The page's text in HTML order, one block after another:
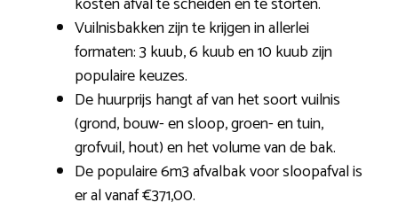
Vuilnisbakken zijn te krijgen in allerlei
formaten: 3 kuub, 6 kuub en 10 kuub zijn
populaire keuzes.
De huurprijs hangt af van het soort vuilnis
(grond, bouw- en sloop, groen- en tuin,
grofvuil, hout) en het volume van de bak.
De populaire 6m3 afvalbak voor sloopafval is
er al vanaf €371,00.